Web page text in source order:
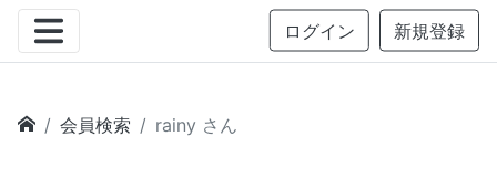
ログイン 新規登録
会員検索 rainy さん